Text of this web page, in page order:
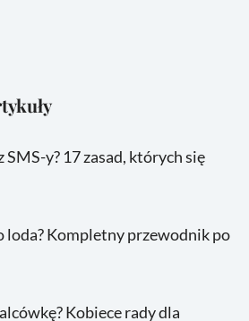
y? 17 zasad, których się
loda? Kompletny przewodnik po
Kobiece rady dla